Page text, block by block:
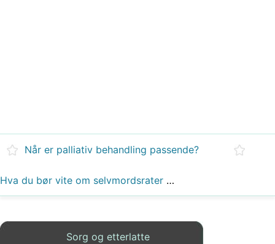
Når er palliativ behandling passende?
Hva du bør vite om selvmordsrater hos eldre voksne
Sorg og etterlatte